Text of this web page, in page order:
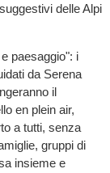
delle Alpi
paesaggio": i
da Serena
il
en plein air,
a tutti, senza
gruppi di
insieme e